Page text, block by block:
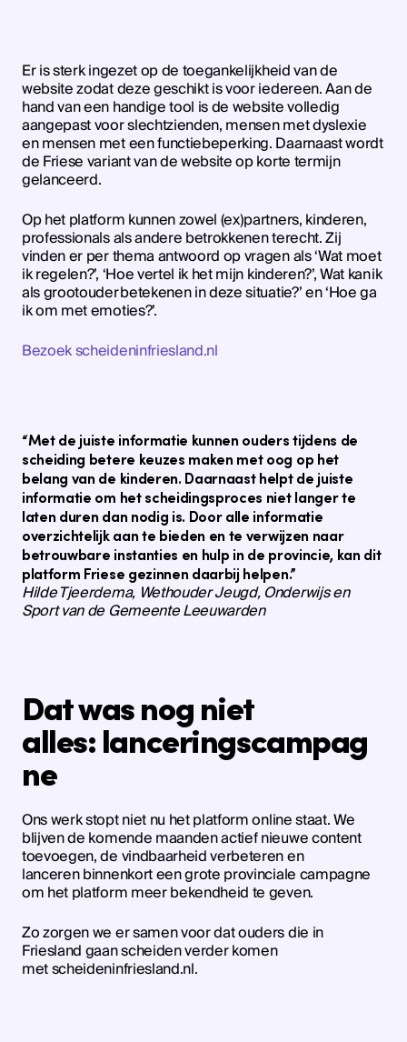
Er is sterk ingezet op de toegankelijkheid van de
website zodat deze geschikt is voor iedereen. Aan de
hand van een handige tool is de website volledig
aangepast voor slechtzienden, mensen met dyslexie
en mensen met een functiebeperking. Daarnaast wordt
de Friese variant van de website op korte termijn
gelanceerd.
Op het platform kunnen zowel (ex)partners, kinderen,
professionals als andere betrokkenen terecht. Zij
vinden er per thema antwoord op vragen als ‘Wat moet
ik regelen?’, ‘Hoe vertel ik het mijn kinderen?’, Wat kan ik
als grootouder betekenen in deze situatie?’ en ‘Hoe ga
ik om met emoties?’.
Bezoek scheideninfriesland.nl
“Met de juiste informatie kunnen ouders tijdens de
scheiding betere keuzes maken met oog op het
belang van de kinderen. Daarnaast helpt de juiste
informatie om het scheidingsproces niet langer te
laten duren dan nodig is. Door alle informatie
overzichtelijk aan te bieden en te verwijzen naar
betrouwbare instanties en hulp in de provincie, kan dit
platform Friese gezinnen daarbij helpen.”
Hilde Tjeerdema, Wethouder Jeugd, Onderwijs en
Sport van de Gemeente Leeuwarden
Dat was nog niet
alles: lanceringscampag
ne
Ons werk stopt niet nu het platform online staat. We
blijven de komende maanden actief nieuwe content
toevoegen, de vindbaarheid verbeteren en
lanceren binnenkort een grote provinciale campagne
om het platform meer bekendheid te geven.
Zo zorgen we er samen voor dat ouders die in
Friesland gaan scheiden verder komen
met scheideninfriesland.nl.